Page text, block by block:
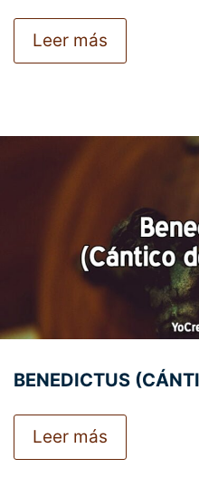
Leer más
BENEDICTUS
Leer más